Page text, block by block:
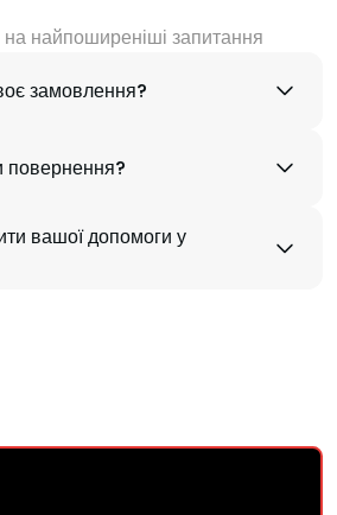
на найпоширеніші запитання
замовлення?
повернення?
вашої допомоги у